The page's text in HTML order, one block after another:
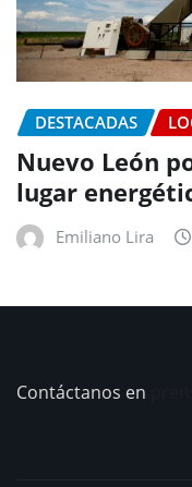
DESTACADAS
Nuevo León
lugar
Emiliano Lira
Contáctanos en